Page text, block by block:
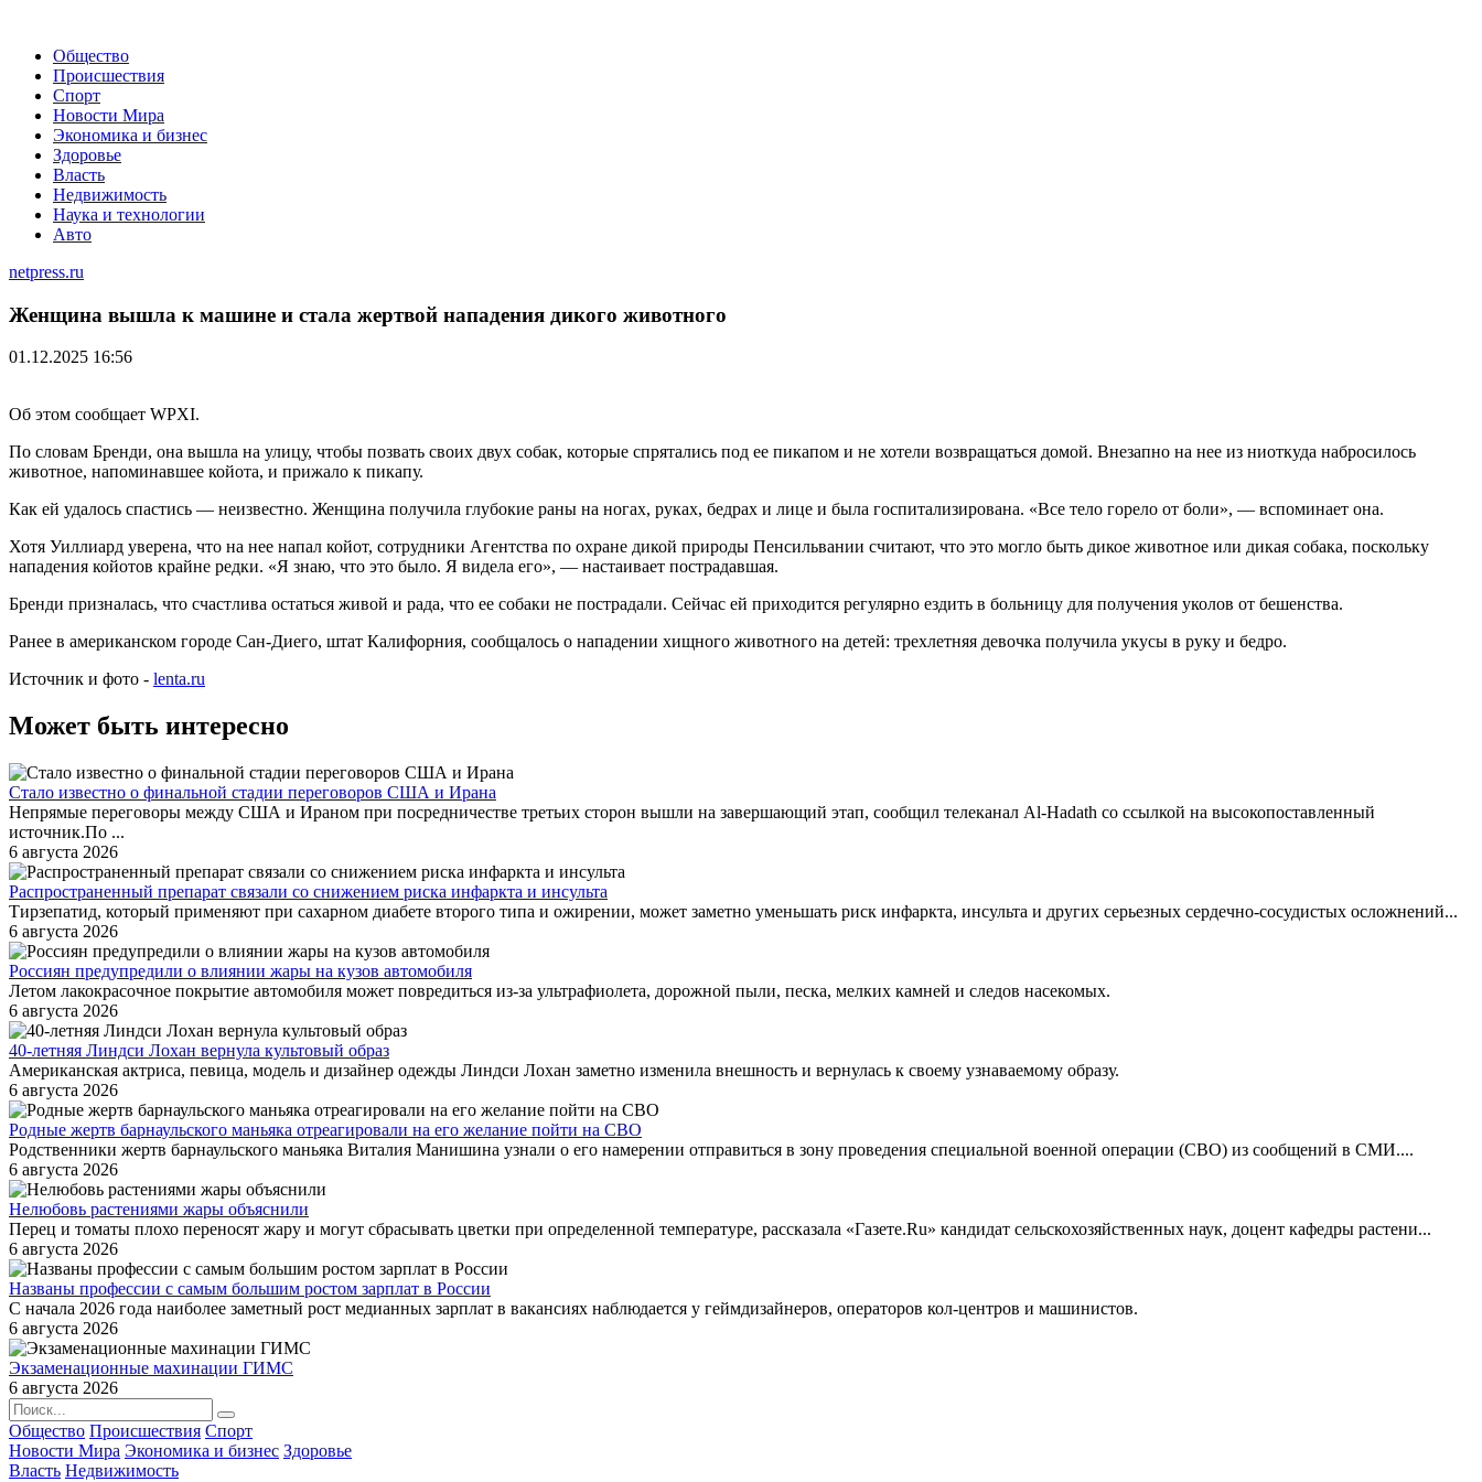
Общество
Происшествия
Спорт
Новости Мира
Экономика и бизнес
Здоровье
Власть
Недвижимость
Наука и технологии
Авто
netpress.ru
Женщина вышла к машине и стала жертвой нападения дикого животного
01.12.2025 16:56
Об этом сообщает WPXI.
По словам Бренди, она вышла на улицу, чтобы позвать своих двух собак, которые спрятались под ее пикапом и не хотели возвращаться домой. Внезапно на нее из ниоткуда набросилось
животное, напоминавшее койота, и прижало к пикапу.
Как ей удалось спастись — неизвестно. Женщина получила глубокие раны на ногах, руках, бедрах и лице и была госпитализирована. «Все тело горело от боли», — вспоминает она.
Хотя Уиллиард уверена, что на нее напал койот, сотрудники Агентства по охране дикой природы Пенсильвании считают, что это могло быть дикое животное или дикая собака, поскольку
нападения койотов крайне редки. «Я знаю, что это было. Я видела его», — настаивает пострадавшая.
Бренди призналась, что счастлива остаться живой и рада, что ее собаки не пострадали. Сейчас ей приходится регулярно ездить в больницу для получения уколов от бешенства.
Ранее в американском городе Сан-Диего, штат Калифорния, сообщалось о нападении хищного животного на детей: трехлетняя девочка получила укусы в руку и бедро.
Источник и фото - lenta.ru
Может быть интересно
Стало известно о финальной стадии переговоров США и Ирана
Непрямые переговоры между США и Ираном при посредничестве третьих сторон вышли на завершающий этап, сообщил телеканал Al-Hadath со ссылкой на высокопоставленный
источник.По ...
6 августа 2026
Распространенный препарат связали со снижением риска инфаркта и инсульта
Тирзепатид, который применяют при сахарном диабете второго типа и ожирении, может заметно уменьшать риск инфаркта, инсульта и других серьезных сердечно-сосудистых осложнений...
6 августа 2026
Россиян предупредили о влиянии жары на кузов автомобиля
Летом лакокрасочное покрытие автомобиля может повредиться из-за ультрафиолета, дорожной пыли, песка, мелких камней и следов насекомых.
6 августа 2026
40-летняя Линдси Лохан вернула культовый образ
Американская актриса, певица, модель и дизайнер одежды Линдси Лохан заметно изменила внешность и вернулась к своему узнаваемому образу.
6 августа 2026
Родные жертв барнаульского маньяка отреагировали на его желание пойти на СВО
Родственники жертв барнаульского маньяка Виталия Манишина узнали о его намерении отправиться в зону проведения специальной военной операции (СВО) из сообщений в СМИ....
6 августа 2026
Нелюбовь растениями жары объяснили
Перец и томаты плохо переносят жару и могут сбрасывать цветки при определенной температуре, рассказала «Газете.Ru» кандидат сельскохозяйственных наук, доцент кафедры растени...
6 августа 2026
Названы профессии с самым большим ростом зарплат в России
С начала 2026 года наиболее заметный рост медианных зарплат в вакансиях наблюдается у геймдизайнеров, операторов кол-центров и машинистов.
6 августа 2026
Экзаменационные махинации ГИМС
6 августа 2026
Общество Происшествия Спорт
Новости Мира Экономика и бизнес Здоровье
Власть Недвижимость